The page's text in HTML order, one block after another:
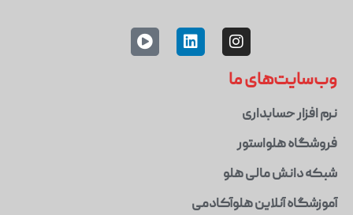
وب‌سایت‌های ما
نرم افزار حسابداری
فروشگاه هلواستور
شبکه دانش مالی هلو
آموزشگاه آنلاین هلوآکادمی